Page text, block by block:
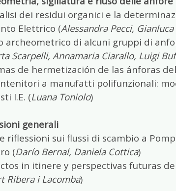
dei residui organici e la
Elettrico (Alessandra Pecci,
archeometrico di alcuni gruppi di
Scarpelli, Annamaria Ciarallo, Luigi
de hermetización de las ánforas
a manufatti polifunzionali:
I.E. (Luana Toniolo)
generali
riflessioni sui flussi di scambio a
(Darío Bernal, Daniela Cottica)
in itinere y perspectivas futuras
Ribera i Lacomba)